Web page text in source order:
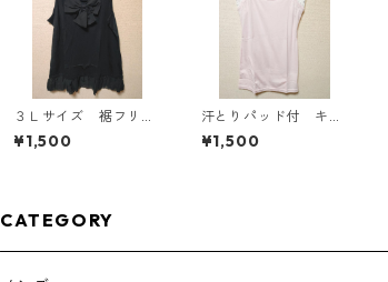
３Ｌサイズ 裾フリ
ル リボン付きタンク
トップ ブラック K
¥1,500
汗とりパッド付 キャ
ミソール Ｌ ライト
ピンク KAE-4789
¥1,500
CATEGORY